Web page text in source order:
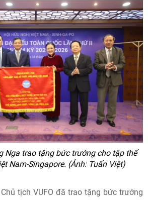
Nga trao tặng bức trướng cho tập thể
Nam-Singapore. (Ảnh: Tuấn Việt)
tịch VUFO đã trao tặng bức trướng